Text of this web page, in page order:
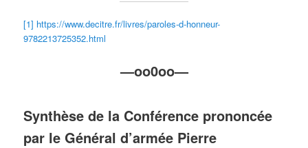
[1] https://www.decitre.fr/livres/paroles-d-honneur-
9782213725352.html
—oo0oo—
Synthèse de la Conférence prononcée
par le Général d’armée Pierre